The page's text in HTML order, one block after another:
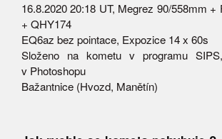
16.8.2020 20:18 UT, Megrez 90/558mm +
+ QHY174
EQ6az bez pointace, Expozice 14 x 60s
Složeno na kometu v programu
v Photoshopu
Bažantnice (Hvozd, Manětín)